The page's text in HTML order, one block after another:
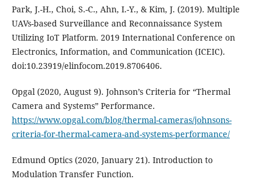
Park, J.-H., Choi, S.-C., Ahn, I.-Y., & Kim, J. (2019). Multiple
UAVs-based Surveillance and Reconnaissance System
Utilizing IoT Platform. 2019 International Conference on
Electronics, Information, and Communication (ICEIC).
doi:10.23919/elinfocom.2019.8706406.
Opgal (2020, August 9). Johnson’s Criteria for “Thermal
Camera and Systems” Performance.
https://www.opgal.com/blog/thermal-cameras/johnsons-
criteria-for-thermal-camera-and-systems-performance/
Edmund Optics (2020, January 21). Introduction to
Modulation Transfer Function.